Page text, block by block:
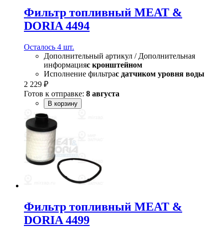
Фильтр топливный MEAT &
DORIA 4494
Осталось 4 шт.
Дополнительный артикул / Дополнительная
информацияс кронштейном
Исполнение фильтрас датчиком уровня воды
2 229 ₽
Готов к отправке: 8 августа
В корзину
Фильтр топливный MEAT &
DORIA 4499